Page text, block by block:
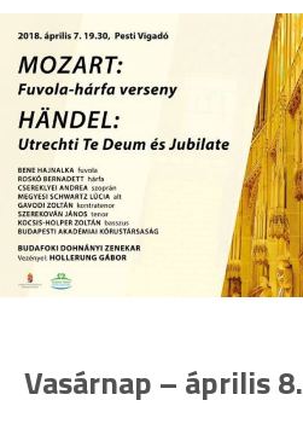
Vasárnap – április 8.